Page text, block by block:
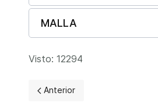
MALLA
Visto: 12294
Artículo anterior: Informe de
Anterior